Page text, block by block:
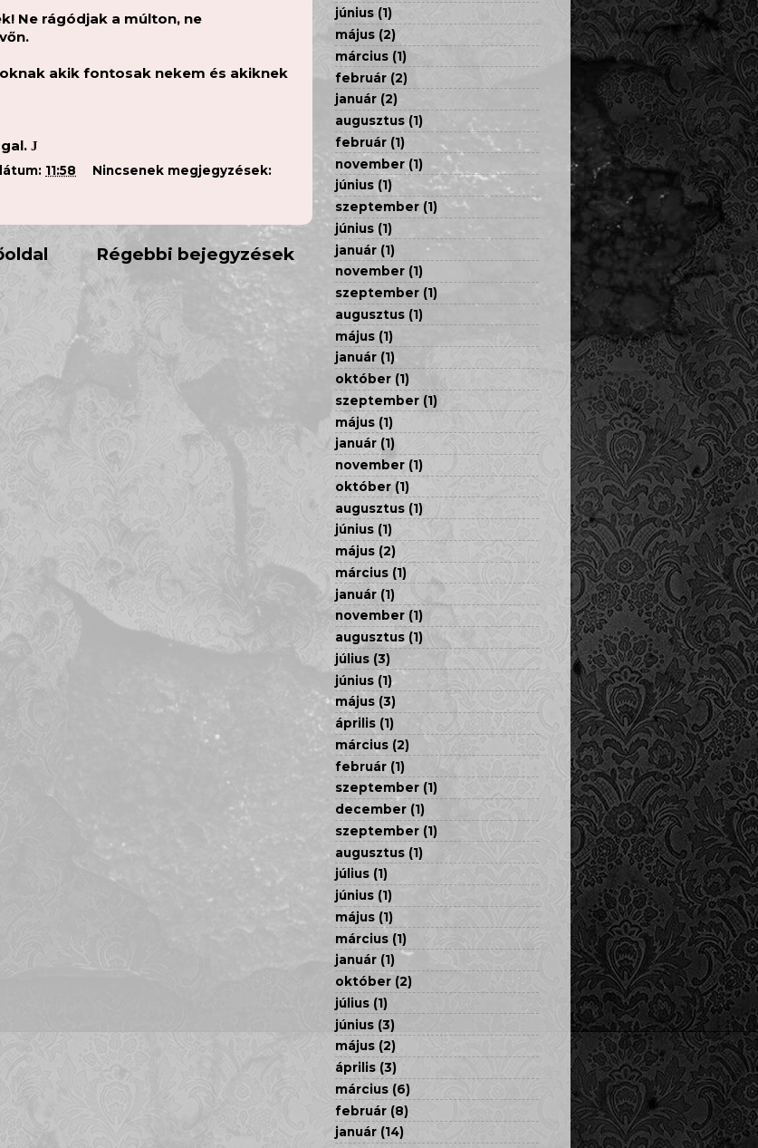
Ne rágódjak a múlton, ne
akik fontosak nekem és akiknek
J
11:58 Nincsenek megjegyzések:
Régebbi bejegyzések
június (1)
május (2)
március (1)
február (2)
január (2)
augusztus (1)
február (1)
november (1)
június (1)
szeptember (1)
június (1)
január (1)
november (1)
szeptember (1)
augusztus (1)
május (1)
január (1)
október (1)
szeptember (1)
május (1)
január (1)
november (1)
október(1)
augusztus (1)
június (1)
május (2)
március (1)
január (1)
november (1)
augusztus (1)
július (3)
június (1)
május (3)
április (1)
március (2)
február (1)
szeptember (1)
december (1)
szeptember (1)
augusztus (1)
július (1)
június (1)
május (1)
március (1)
január (1)
október (2)
július (1)
június (3)
május (2)
április (3)
március (6)
február (8)
január (14)